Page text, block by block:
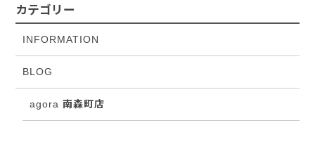
カテゴリー
INFORMATION
BLOG
agora 南森町店